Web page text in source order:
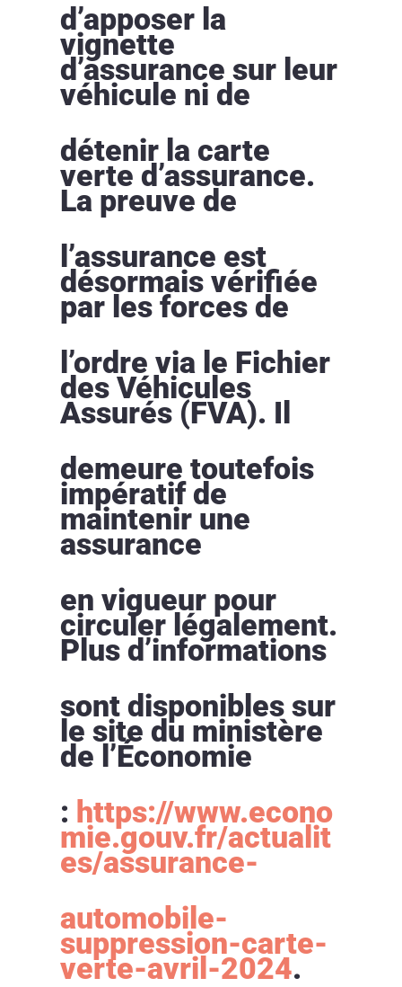
d’apposer la
vignette
d’assurance sur leur
véhicule ni de
détenir la carte
verte d’assurance.
La preuve de
l’assurance est
désormais vérifiée
par les forces de
l’ordre via le Fichier
des Véhicules
Assurés (FVA). Il
demeure toutefois
impératif de
maintenir une
assurance
en vigueur pour
circuler légalement.
Plus d’informations
sont disponibles sur
le site du ministère
de l’Économie
: https://www.econo
mie.gouv.fr/actualit
es/assurance-
automobile-
suppression-carte-
verte-avril-2024.